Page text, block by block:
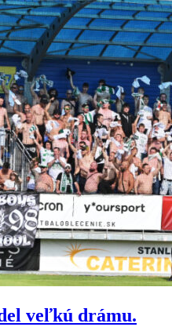
veľkú drámu.